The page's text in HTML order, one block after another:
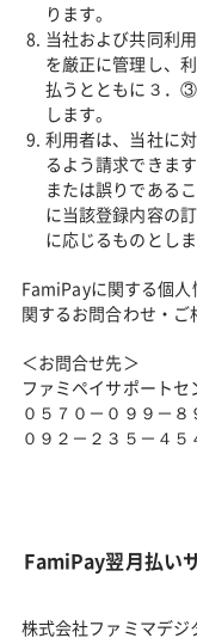
ります。
当社および共同利
を厳正に管理し、
払うとともに３．③
します。
利用者は、当社に
るよう請求できま
または誤りである
に当該登録内容の
に応じるものとしま
FamiPayに関する個
関するお問合わせ・ご
＜お問合せ先＞
ファミペイサポートセ
０５７０－０９９－８
０９２－２３５－４５
FamiPay翌月払い
株式会社ファミマデジ